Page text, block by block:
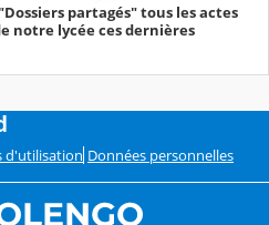
partagés" tous les actes
notre lycée ces dernières
d'utilisation Données personnelles